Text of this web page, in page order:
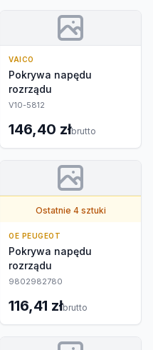
VAICO
Pokrywa napędu
rozrządu
V10-5812
146,40 złbrutto
Ostatnie 4 sztuki
OE PEUGEOT
Pokrywa napędu
rozrządu
9802982780
116,41 złbrutto